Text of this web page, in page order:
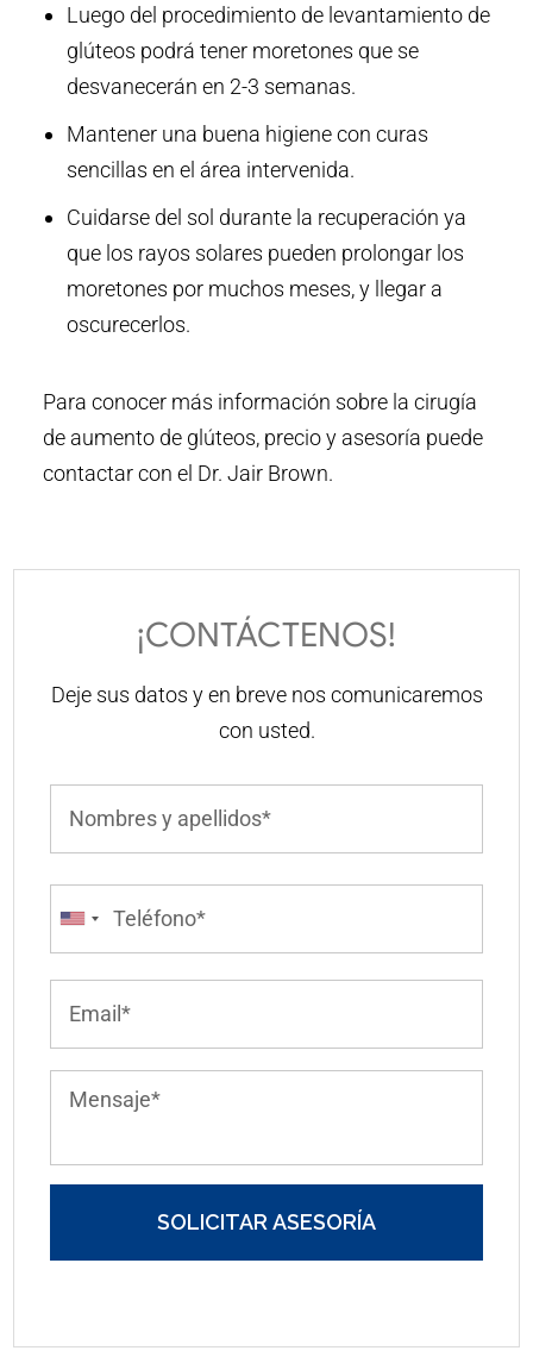
Luego del procedimiento de levantamiento de
glúteos podrá tener moretones que se
desvanecerán en 2-3 semanas.
Mantener una buena higiene con curas
sencillas en el área intervenida.
Cuidarse del sol durante la recuperación ya
que los rayos solares pueden prolongar los
moretones por muchos meses, y llegar a
oscurecerlos.
Para conocer más información sobre la cirugía
de aumento de glúteos, precio y asesoría puede
contactar con el Dr. Jair Brown.
¡CONTÁCTENOS!
Deje sus datos y en breve nos comunicaremos
con usted.
Name *